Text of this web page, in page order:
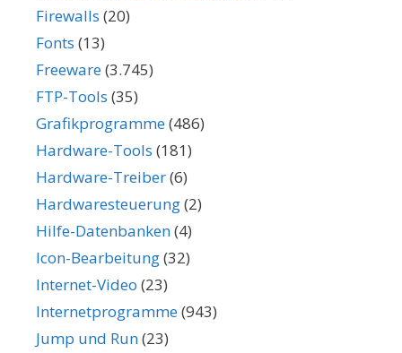
Firewalls (20)
Fonts (13)
Freeware(3.745)
FTP-Tools (35)
Grafikprogramme(486)
Hardware-Tools (181)
Hardware-Treiber(6)
Hardwaresteuerung(2)
Hilfe-Datenbanken(4)
Icon-Bearbeitung(32)
Internet-Video (23)
Internetprogramme(943)
Jump und Run(23)